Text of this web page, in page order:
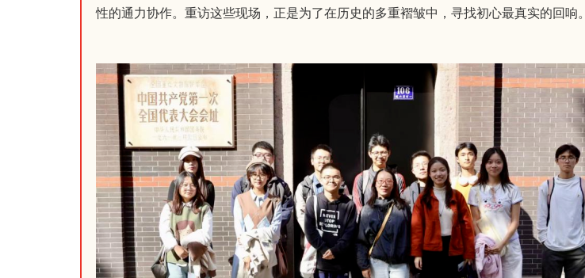
性的通力协作。重访这些现场，正是为了在历史的多重褶皱中，寻找初心最真实的回响。